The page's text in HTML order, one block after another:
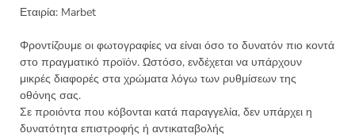
Εταιρία: Marbet
Φροντίζουμε οι φωτογραφίες να είναι όσο το δυνατόν πιο κοντά
στο πραγματικό προϊόν. Ωστόσο, ενδέχεται να υπάρχουν
μικρές διαφορές στα χρώματα λόγω των ρυθμίσεων της
οθόνης σας.
Σε προιόντα που κόβονται κατά παραγγελία, δεν υπάρχει η
δυνατότητα επιστροφής ή αντικαταβολής